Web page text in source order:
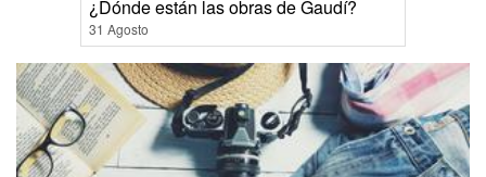
¿Dónde están las obras de Gaudí?
31 Agosto